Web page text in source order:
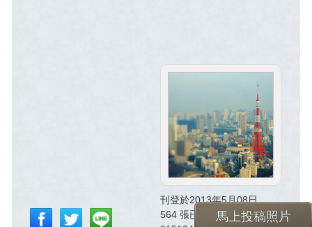
馬上投稿照片
刊登於2013年5月08日
564 張已投稿照片